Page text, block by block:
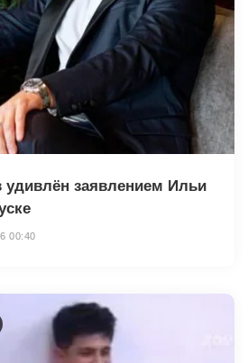
удивлён заявлением Ильи
00:40